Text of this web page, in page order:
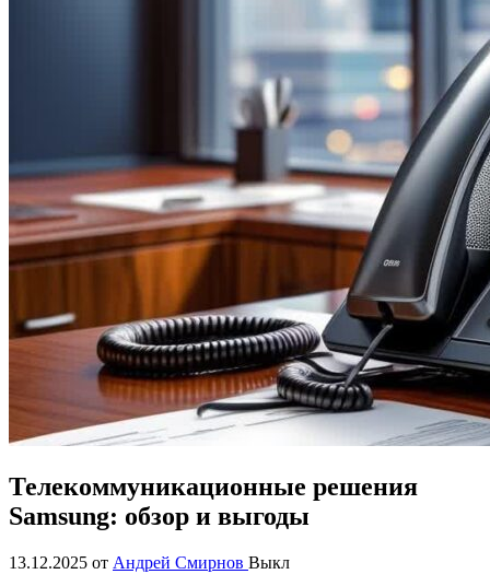
Телекоммуникационные решения
Samsung: обзор и выгоды
13.12.2025 от Андрей Смирнов Выкл